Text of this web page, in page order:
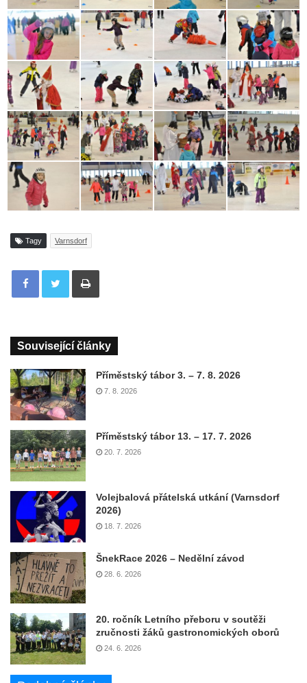
Tagy Varnsdorf
Tisknout
Související články
Příměstský tábor 3. – 7. 8. 2026
7. 8. 2026
Příměstský tábor 13. – 17. 7. 2026
20. 7. 2026
Volejbalová přátelská utkání (Varnsdorf
2026)
18. 7. 2026
ŠnekRace 2026 – Nedělní závod
28. 6. 2026
20. ročník Letního přeboru v soutěži
zručnosti žáků gastronomických oborů
24. 6. 2026